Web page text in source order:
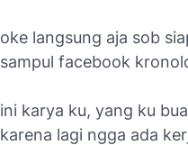
oke langsung aja sob
sampul facebook
ini karya ku, yang ku
karena lagi ngga ada